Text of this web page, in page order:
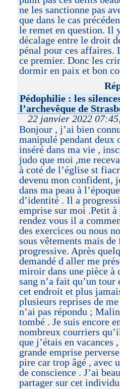
ne les sanctionne pas
que dans le cas
le remet en question. Il
décalage entre le droit
pénal pour ces affaires.
ce premier. Donc les
dormir en paix et bon
Pédophilie : les
l’archevêque de
22 janvier 2022
Bonjour , j’ai bien
manipulé pendant deux
inséré dans ma vie ,
judo que moi ,me
à coté de l’église st
devenu mon confident,
dans ma peau à
d’identité . Il a
emprise sur moi .Petit à
rendez vous il a
des exercices ou nous
sous vêtements mais de
progressive. Après
demandé d aller me
miroir dans une pièce à
sang n’a fait qu’un
cet endroit et plus
plusieurs reprises de
n’ai pas répondu ;
tombé . Je suis encore
nombreux courriers
que j’étais en vacances
grande emprise
pire car trop âgé , avec
de conscience . J’ai
partager sur cet